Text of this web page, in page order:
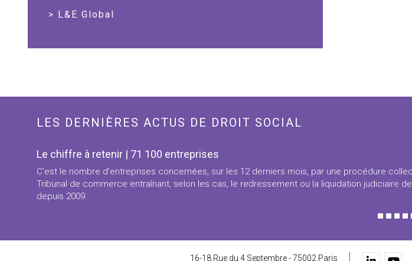
L&E Global
LES DERNIÈRES ACTUS DE DROIT SOCIAL
Le chiffre à retenir | 71 100 entreprises
C’est le nombre d’entreprises concernées, sur les 12 derniers mois, par une procédure
Tribunal de commerce entraînant, selon les cas, le redressement ou la liquidation judiciaire
depuis 2009.
16-18 Rue du 4 Septembre - 75002 Paris